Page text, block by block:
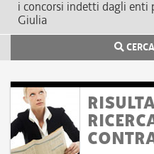
i concorsi indetti dagli enti
Giulia